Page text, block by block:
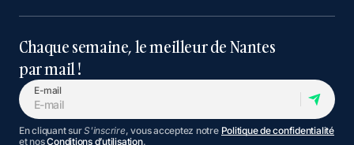
Chaque semaine, le meilleur de Nantes
par mail !
E-mail
En cliquant surS'inscrire, vous acceptez notre Politique de confidentialité
et nosConditions d’utilisation.